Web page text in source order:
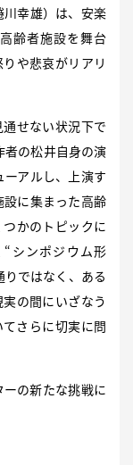
幸雄）は、安楽
齢者施設を舞台
や悲哀がリアリ
せない状況下で
者の松井自身の演
アルし、上演す
に集まった高齢
かのトピックに
シンポジウム形
ではなく、ある
の間にいざなう
さらに切実に問
の新たな挑戦に